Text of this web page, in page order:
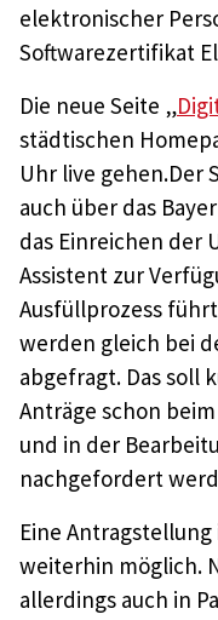
elektronischer
Softwarezertifikat
Die neue Seite „
städtischen
Uhr live gehen.Der
auch über das
das Einreichen der
Assistent zur
Ausfüllprozess
werden gleich bei
abgefragt. Das soll
Anträge schon
und in der
nachgefordert
Eine
weiterhin möglich.
allerdings auch in